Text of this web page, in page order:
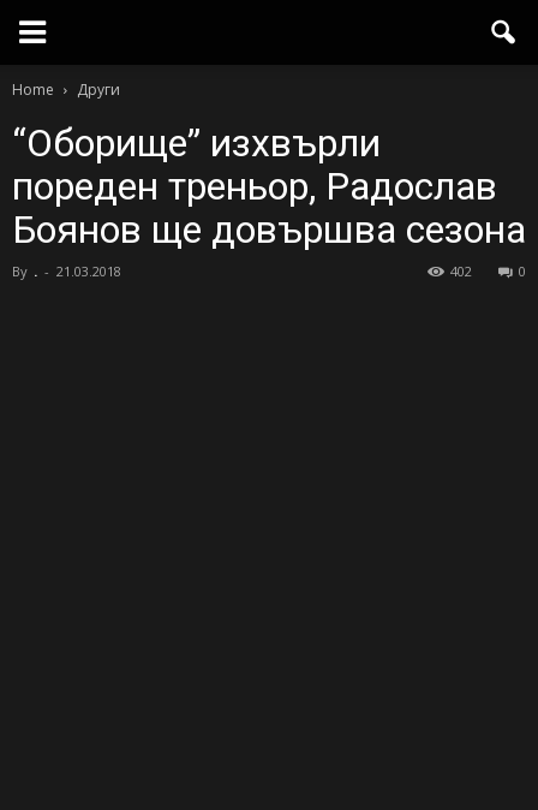
Home Други
“Оборище” изхвърли
пореден треньор, Радослав
Боянов ще довършва сезона
By . - 21.03.2018 0
402